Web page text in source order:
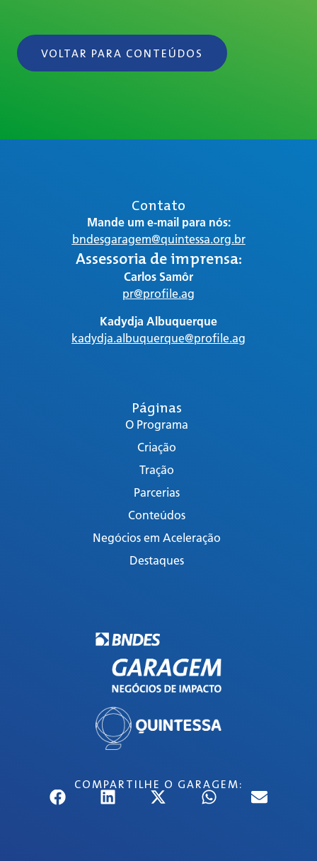
VOLTAR PARA CONTEÚDOS
COMPARTILHE O GARAGEM:
Páginas
O Programa
Criação
Tração
Parcerias
Conteúdos
Negócios em Aceleração
Destaques
Contato
Mande um e-mail para nós:
bndesgaragem@quintessa.org.br
Assessoria de imprensa:
Carlos Samôr
pr@profile.ag
Kadydja Albuquerque
kadydja.albuquerque@profile.ag